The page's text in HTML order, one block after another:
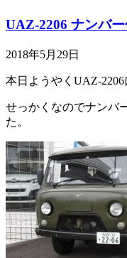
UAZ-2206 ナンバ
2018年5月29日
本日ようやくUAZ-2206
せっかくなのでナンバ
た。